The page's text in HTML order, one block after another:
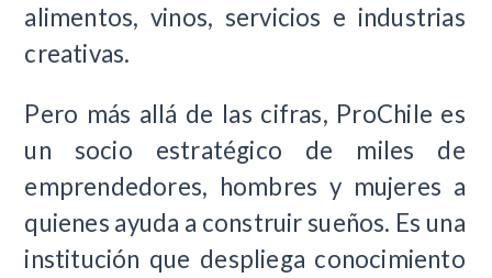
alimentos, vinos, servicios e industrias
creativas.
Pero más allá de las cifras, ProChile es
un socio estratégico de miles de
emprendedores, hombres y mujeres a
quienes ayuda a construir sueños. Es una
institución que despliega conocimiento